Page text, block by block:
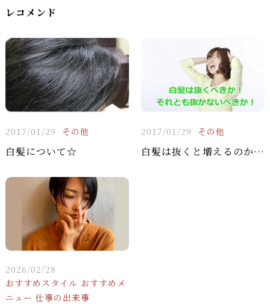
レコメンド
2017/01/29 その他
白髪について☆
2017/01/29 その他
白髪は抜くと増えるのか？？
2026/02/28
おすすめスタイル おすすめメ
ニュー 仕事の出来事